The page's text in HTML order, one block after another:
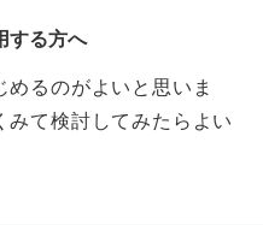
する方へ
るのがよいと思いま
て検討してみたらよい